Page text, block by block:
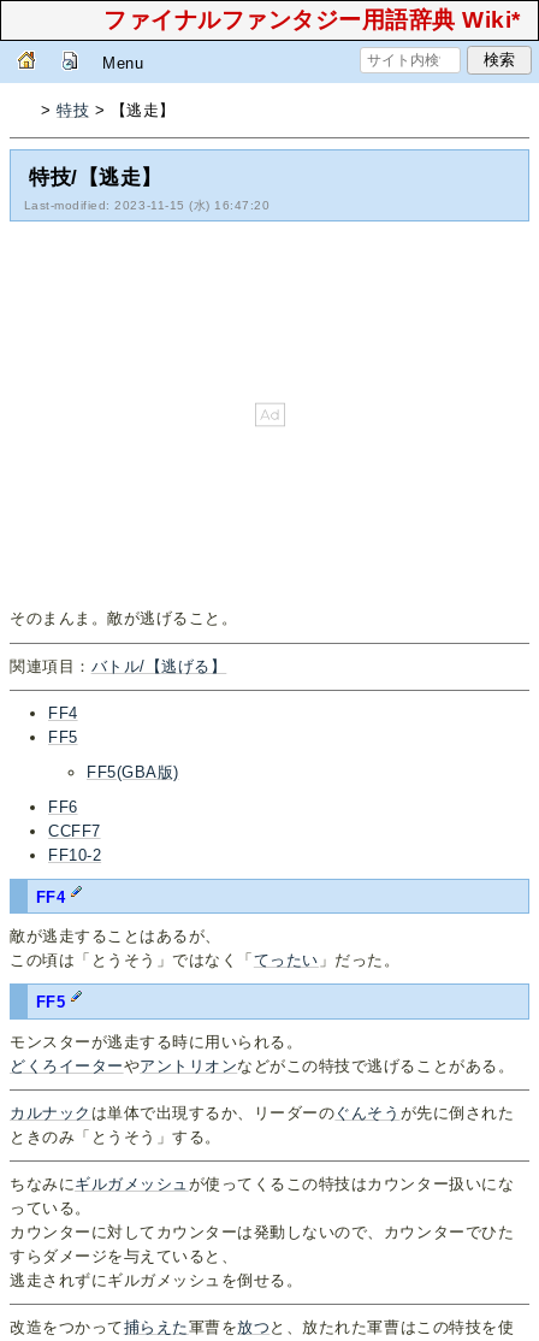
ファイナルファンタジー用語辞典 Wiki*
Menu
>特技 > 【逃走】
特技/【逃走】
Last-modified: 2023-11-15 (水) 16:47:20
そのまんま。敵が逃げること。
関連項目： バトル/【逃げる】
FF4
FF5
FF5(GBA版)
FF6
CCFF7
FF10-2
FF4
敵が逃走することはあるが、
この頃は「とうそう」ではなく「 てったい 」だった。
FF5
モンスターが逃走する時に用いられる。
どくろイーターやアントリオンなどがこの特技で逃げることがある。
カルナック は単体で出現するか、リーダーの ぐんそう が先に倒された
ときのみ「とうそう」する。
ちなみにギルガメッシュ が使ってくるこの特技はカウンター扱いにな
っている。
カウンターに対してカウンターは発動しないので、カウンターでひた
すらダメージを与えていると、
逃走されずにギルガメッシュを倒せる。
改造をつかって捕らえた軍曹を放つ と、放たれた軍曹はこの特技を使